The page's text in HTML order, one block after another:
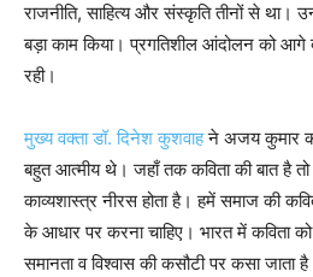
राजनीति, साहित्य और संस्कृति तीनों से था।
बड़ा काम किया। प्रगतिशील आंदोलन को आगे
रही।
मुख्य वक्ता डॉ. दिनेश कुशवाहने अजय कुमार
बहुत आत्मीय थे। जहाँ तक कविता की बात है
काव्यशास्त्र नीरस होता है। हमें समाज की
के आधार पर करना चाहिए। भारत में कविता
समानता व विश्वास की कसौटी पर कसा जाता